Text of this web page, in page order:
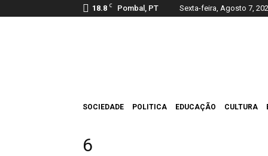
18.8 C Pombal, PT Sexta-feira, Agosto 7,
SOCIEDADE POLITICA EDUCAÇÃO CULTURA
6